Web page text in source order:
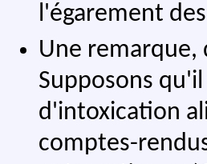
l'égarement
Une remarque,
Supposons
d'intoxication
comptes-